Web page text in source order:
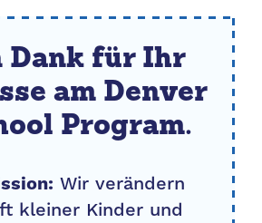
Dank für Ihr
am Denver
Program.
Wir verändern
kleiner Kinder und